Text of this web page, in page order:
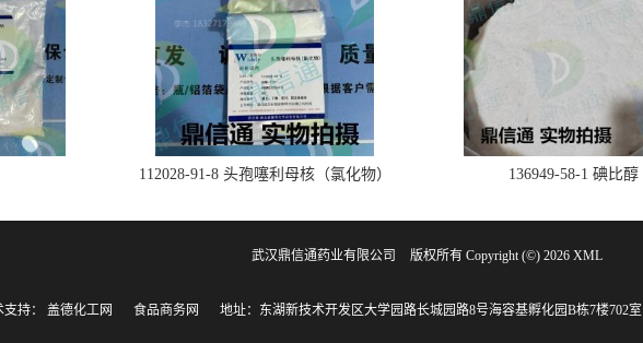
112028-91-8 头孢噻利母核（氯化物） 136949-58-1 碘比醇
武汉鼎信通药业有限公司 版权所有 Copyright (©) 2026 XML
持： 盖德化工网 食品商务网 地址：东湖新技术开发区大学园路长城园路8号海容基孵化园B栋7楼702室